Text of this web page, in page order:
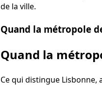
de la ville.
Quand la métropole
Quand la
Ce qui distingue Lisbonne,